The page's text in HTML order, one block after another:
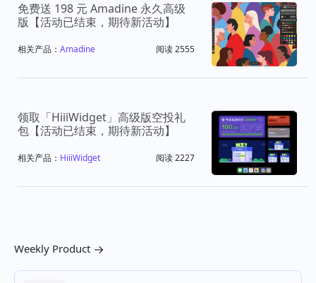
免费送 198 元 Amadine 永久高级
版【活动已结束，期待新活动】
相关产品： Amadine 阅读 2555
领取「HiiiWidget」高级版空投礼
包【活动已结束，期待新活动】
相关产品： HiiiWidget 阅读 2227
Weekly Product